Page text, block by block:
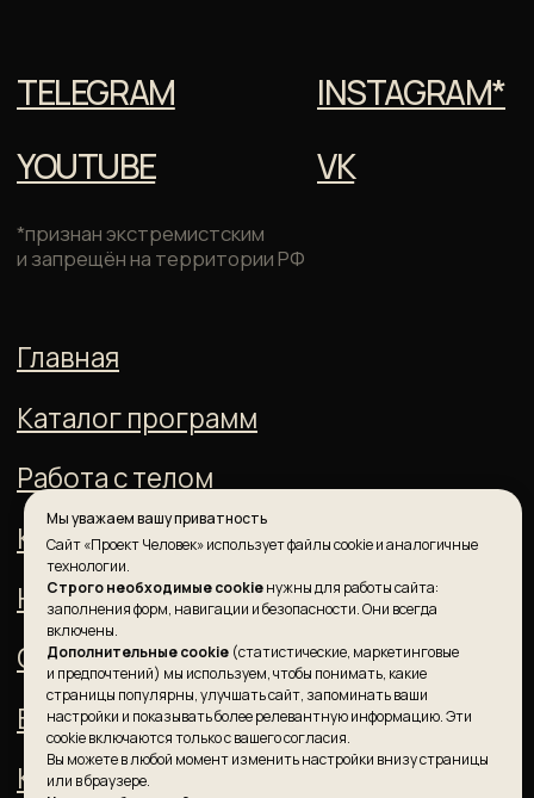
Мы уважаем вашу приватность
Сайт «Проект Человек» использует файлы cookie и аналогичные
технологии.
Строго необходимые cookieнужны для работы сайта:
заполнения форм, навигации и безопасности. Они всегда
включены.
Дополнительные cookie (статистические, маркетинговые
и предпочтений) мы используем, чтобы понимать, какие
страницы популярны, улучшать сайт, запоминать ваши
настройки и показывать более релевантную информацию. Эти
cookie включаются только с вашего согласия.
Вы можете в любой момент изменить настройки внизу страницы
или в браузере.